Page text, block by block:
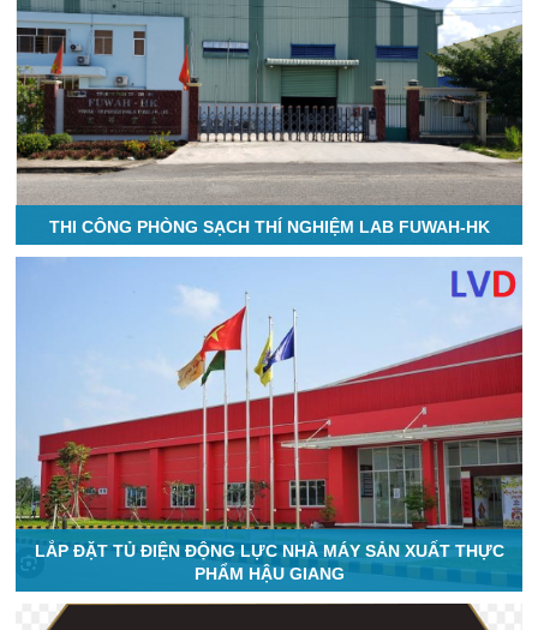
THI CÔNG PHÒNG SẠCH THÍ NGHIỆM LAB FUWAH-HK
LẮP ĐẶT TỦ ĐIỆN ĐỘNG LỰC NHÀ MÁY SẢN XUẤT THỰC
PHẨM HẬU GIANG